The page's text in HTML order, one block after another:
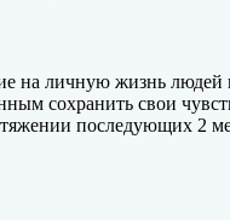
на личную жизнь
сохранить свои
последующих 2